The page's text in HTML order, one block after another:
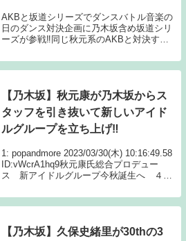
AKBと坂道シリーズでダンスバトル音楽の
日のダンス対決企画に乃木坂含め坂道シリ
ーズが参戦‼同じ秋元系のAKBと対決する
スが得意なメンバーを選抜してくれるので
は？と淡い期待をしていたファンの想いも
【乃木坂】秋元康が乃木坂からス
タッフを引き抜いて新しいアイド
ルグループを立ち上げ‼
1: popandmore 2023/03/30(木) 10:16:49.58
ID:vWcrA1hq9秋元康氏総合プロデュー
ス 新アイドルグループ今秋誕生へ ４月
ュースの新たなアイドルグループ創造プ
ロ...
【乃木坂】久保史緒里が30thの3